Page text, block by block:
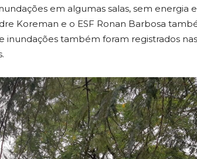
em algumas salas, sem energia
Koreman e o ESF Ronan Barbosa
inundações também foram registrados